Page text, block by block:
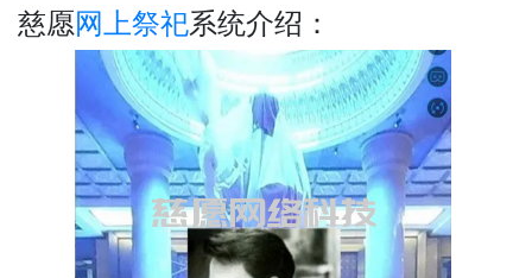
慈愿网上祭祀系统介绍：